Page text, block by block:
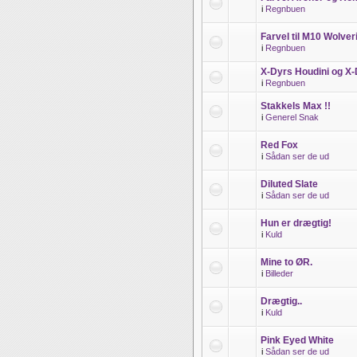
i Regnbuen
Farvel til M10
i Regnbuen
X-Dyrs Houdini og
i Regnbuen
Stakkels Max !!
i Generel Snak
Red Fox
i Sådan ser de ud
Diluted Slate
i Sådan ser de ud
Hun er drægtig!
i Kuld
Mine to ØR.
i Billeder
Drægtig..
i Kuld
Pink Eyed White
i Sådan ser de ud